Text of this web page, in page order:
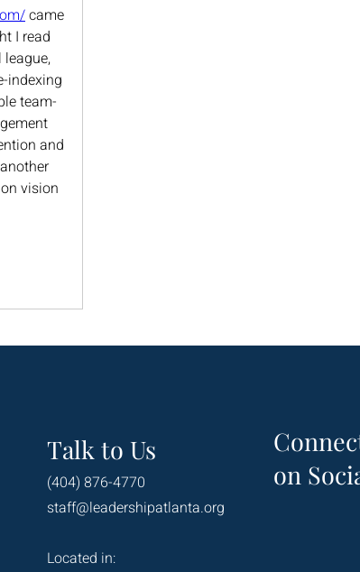
came
I read
indexing
team-
and
vision
Talk to Us
(404) 876-4770
on
staff@leadershipatlanta.org
Located in: